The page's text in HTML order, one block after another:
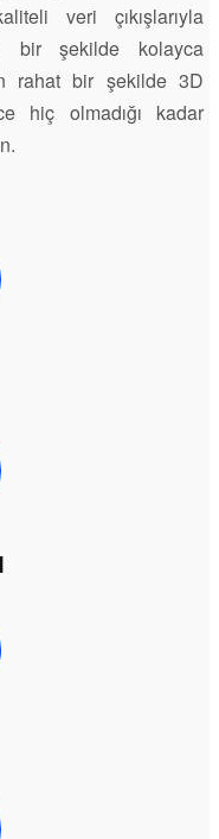
veri çıkışlarıyla
bir şekilde kolayca
rahat bir şekilde 3D
hiç olmadığı kadar